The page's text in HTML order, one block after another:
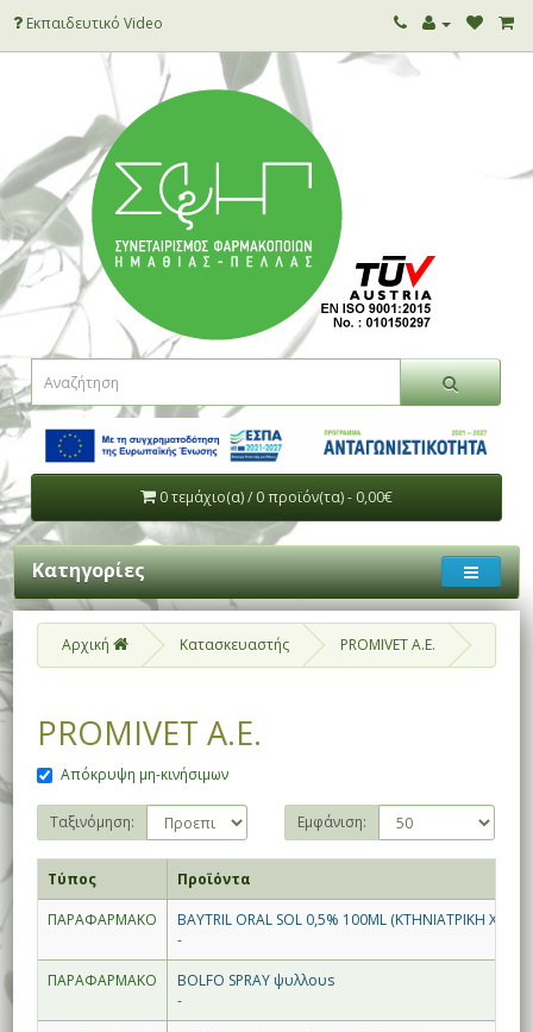
Εκπαιδευτικό Video
0 τεμάχιο(α) / 0 προϊόν(τα) - 0,00€
Κατηγορίες
Αρχική Κατασκευαστής PROMIVET Α.Ε.
PROMIVET Α.Ε.
Απόκρυψη μη-κινήσιμων
Ταξινόμηση: Εμφάνιση:
Τύπος
Προϊόντα
ΠΑΡΑΦΑΡΜΑΚΟ
BAYTRIL ORAL SOL 0,5% 100ML (ΚΤΗΝΙΑΤΡΙΚΗ
-
ΠΑΡΑΦΑΡΜΑΚΟ
BOLFO SPRAY ψυλλουs
-